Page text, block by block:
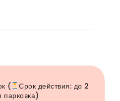
(
Срок действия: до 2
парковка)